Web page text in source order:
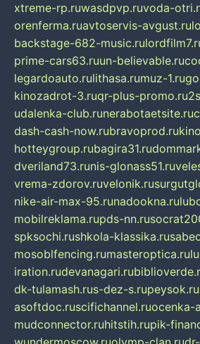
xtreme-rp.ruwasdpvp.ruvoda-
orenferma.ruavtoservis-avgust.ru
backstage-682-music.ru
prime-cars63.ruun-believable.ru
legardoauto.rulithasa.rumuz-1.ru
kinozadrot-3.ruqr-plus-promo.ru
udalenka-club.runerabotaetsite.ru
dash-cash-now.rubravoprod.ru
hotteygroup.rubagira31.ru
dveriland73.runis-glonass51.ru
vrema-zdorov.ruvelonik.ru
nike-air-max-95.runadookna.ru
mobilreklama.rupds-nn.ru
spksochi.rushkola-klassika.ru
mosoblfencing.rumasteroptica.ru
iration.rudevanagari.ru
dk-tulamash.rus-dez-s.rupeysok.ru
asoftdoc.ruscifichannel.ruocenka-
mudconnector.ruhitstih.rupik-